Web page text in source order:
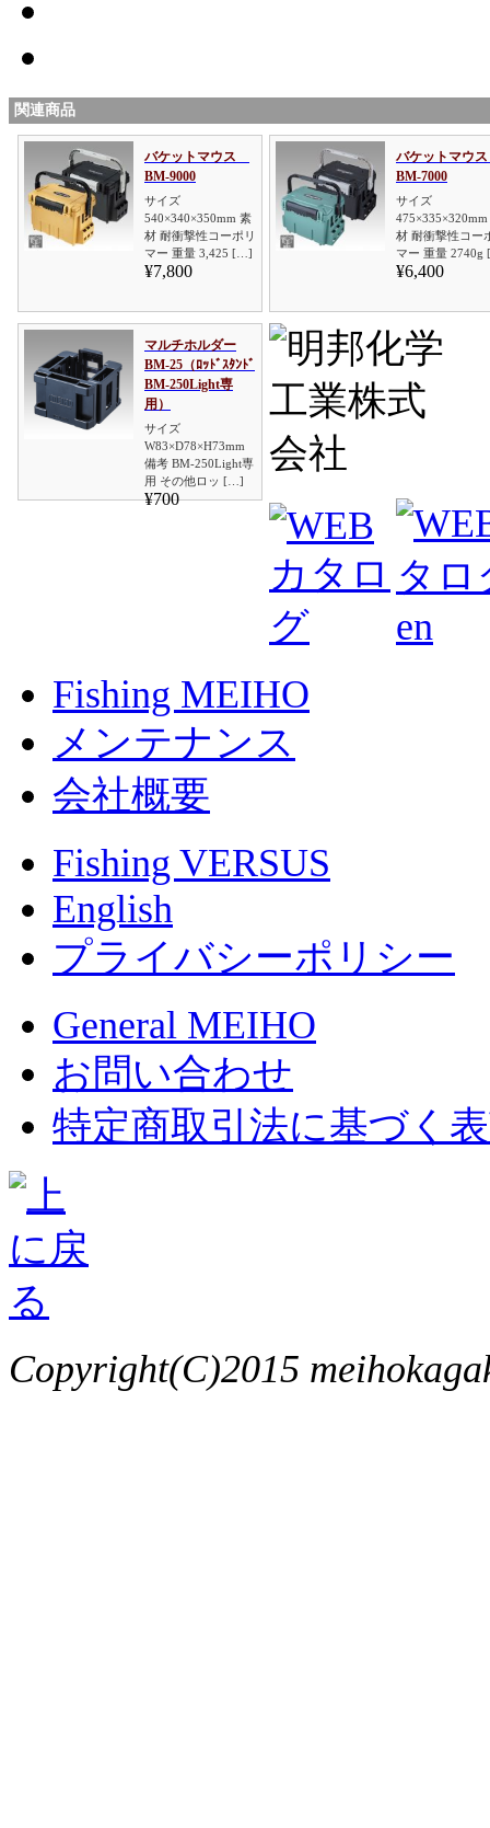
関連商品
バケットマウス
BM-9000
サイズ
540×340×350mm 素
材 耐衝撃性コーポリ
マー 重量 3,425 […]
¥7,800
バケットマウ
BM-7000
サイズ
475×335×320mm
材 耐衝撃性コー
マー 重量
¥6,400
マルチホルダー
BM-25（ﾛｯﾄﾞｽﾀﾝﾄﾞ
BM-250Light専
用）
サイズ
W83×D78×H73mm
備考 BM-250Light専
用 その他ロッ […]
¥700
Fishing MEIHO
メンテナンス
会社概要
Fishing VERSUS
English
プライバシーポリシー
General MEIHO
お問い合わせ
特定商取引法に基づく
Copyright(C)2015